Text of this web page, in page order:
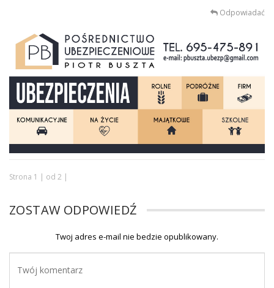
Odpowiadać
Strona 1 | od 2 |
ZOSTAW ODPOWIEDŹ
Twoj adres e-mail nie bedzie opublikowany.